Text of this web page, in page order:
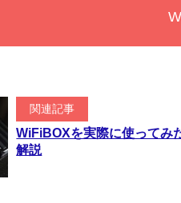
関連記事
WiFiBOXを実際に使ってみ
解説